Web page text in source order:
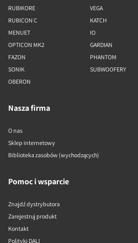
RUBIKORE
RUBICON C
MENUET
OPTICON MK2
FAZON
SONIK
OBERON
VEGA
KATCH
IO
GARDIAN
PHANTOM
SUBWOOFERY
Nasza firma
O nas
Sklep internetowy
Biblioteka zasobów (wychodzących)
Pomoc i wsparcie
Znajdź dystrybutora
Zarejestruj produkt
Kontakt
Polityki DALI